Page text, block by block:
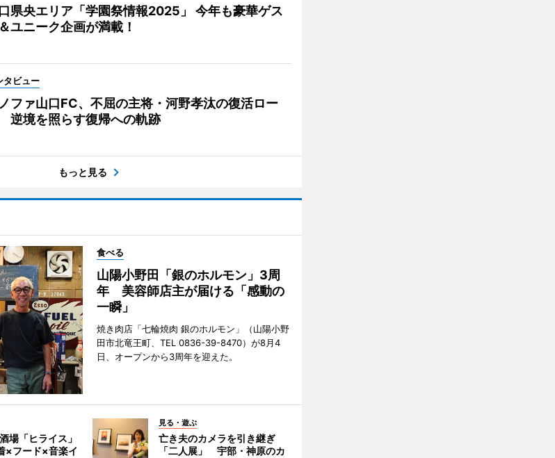
県央エリア「学園祭情報2025」 今年も豪華ゲス
ユニーク企画が満載！
タビュー
ファ山口FC、不屈の主将・河野孝汰の復活ロー
逆境を照らす復帰への軌跡
もっと見る
食べる
山陽小野田「銀のホルモン」3周
年 美容師店主が届ける「感動の
一瞬」
焼き肉店「七輪焼肉 銀のホルモン」（山陽小野
田市北竜王町、TEL 0836-39-8470）が8月4
日、オープンから3周年を迎えた。
場「ヒライス」
フード×音楽イ
見る・遊ぶ
亡き夫のカメラを引き継ぎ
「二人展」 宇部・神原のカ